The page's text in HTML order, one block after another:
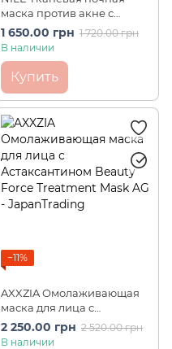
маска против акне с
плацентой Acne Care Night
Mask Pack (30 шт)
1 650.00 грн 1 720.00 грн
В наличии
Купить
−11%
AXXZIA Омолаживающая
маска для лица с
Астаксантином Beauty
Force Treatment Mask AG (7
2 250.00 грн 2 520.00 грн
В наличии